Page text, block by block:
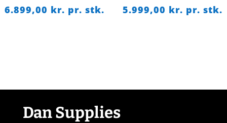
6.899,00 kr. pr. stk. 5.999,00 kr. pr. stk.
Dan Supplies